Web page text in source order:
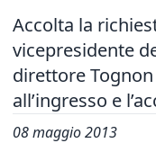
Accolta la
vicepresidente
direttore Tognon
all’ingresso e
08 maggio 2013